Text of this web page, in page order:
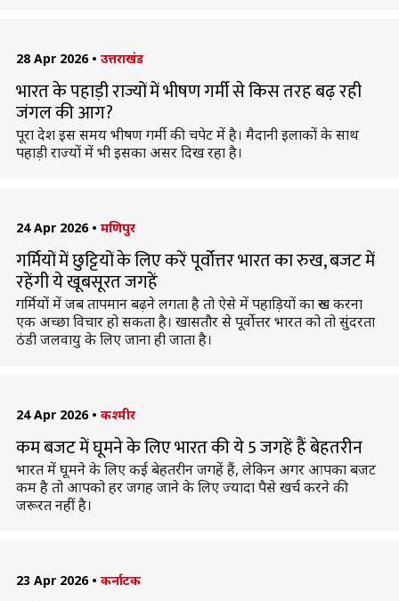
28 Apr 2026 • उत्तराखंड
भारत के पहाड़ी राज्यों में भीषण गर्मी से किस तरह बढ़ रही
जंगल की आग?
पूरा देश इस समय भीषण गर्मी की चपेट में है। मैदानी इलाकों के साथ
पहाड़ी राज्यों में भी इसका असर दिख रहा है।
24 Apr 2026 • मणिपुर
गर्मियों में छुट्टियों के लिए करें पूर्वोत्तर भारत का रुख, बजट में
रहेंगी ये खूबसूरत जगहें
गर्मियों में जब तापमान बढ़ने लगता है तो ऐसे में पहाड़ियों का रुख करना
एक अच्छा विचार हो सकता है। खासतौर से पूर्वोत्तर भारत को तो सुंदरता
ठंडी जलवायु के लिए जाना ही जाता है।
24 Apr 2026 • कश्मीर
कम बजट में घूमने के लिए भारत की ये 5 जगहें हैं बेहतरीन
भारत में घूमने के लिए कई बेहतरीन जगहें हैं, लेकिन अगर आपका बजट
कम है तो आपको हर जगह जाने के लिए ज्यादा पैसे खर्च करने की
जरूरत नहीं है।
23 Apr 2026 • कर्नाटक